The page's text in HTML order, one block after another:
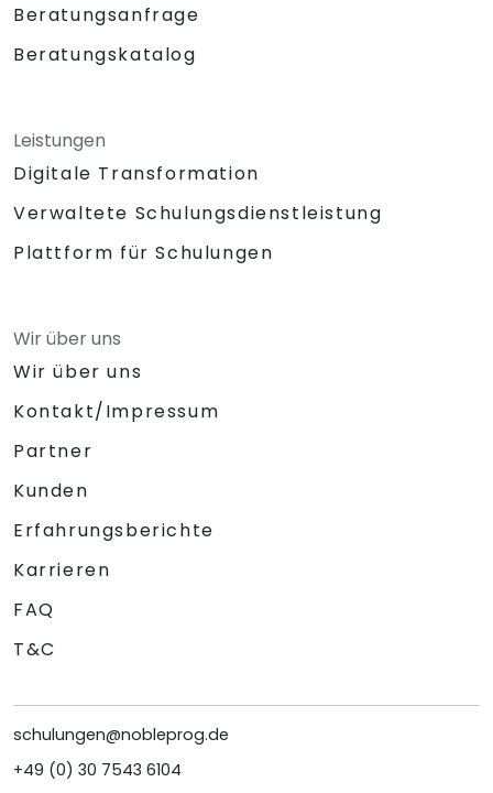
Beratungsanfrage
Beratungskatalog
Leistungen
Digitale Transformation
Verwaltete Schulungsdienstleistung
Plattform für Schulungen
Wir über uns
Wir über uns
Kontakt/Impressum
Partner
Kunden
Erfahrungsberichte
Karrieren
FAQ
T&C
schulungen@nobleprog.de
+49 (0) 30 7543 6104